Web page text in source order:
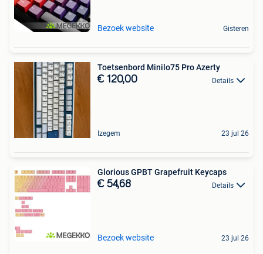
Bezoek website Gisteren
Toetsenbord Minilo75 Pro Azerty
€ 120,00 Details
Izegem 23 jul 26
Glorious GPBT Grapefruit Keycaps
€ 54,68 Details
Bezoek website 23 jul 26